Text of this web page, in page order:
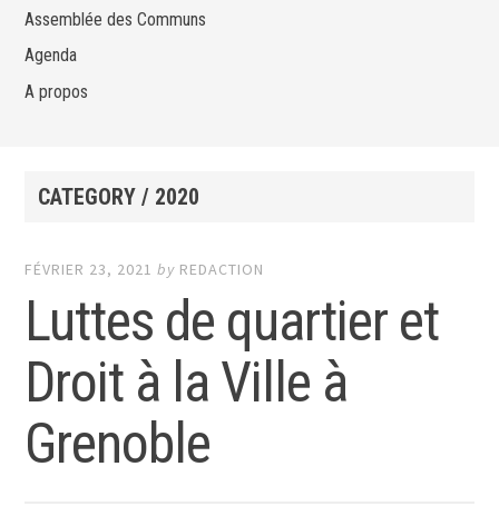
Assemblée des Communs
Agenda
A propos
CATEGORY / 2020
FÉVRIER 23, 2021 by REDACTION
Luttes de quartier et
Droit à la Ville à
Grenoble